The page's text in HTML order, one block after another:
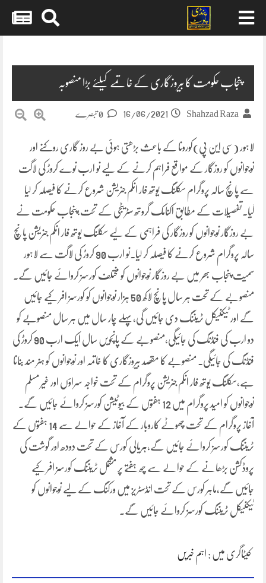
پنجاب حکومت کا بیروزگاری کے خاتمے کیلئے بڑا منصوبہ
Shahzad Raza
16/06/2021
لاہور (سی این پی)کورونا کے باعث بڑھتی ہوئی بے روز گاری روکنے اور
نوجوانوں کو روزگار کے مواقع فراہم کرنے کے لیے نو ارب نوے کروڑ کی لاگت
سے پانچ سالہ پروگرام سکلنگ یوتھ فار انکم جنریشن شروع کرنے کا فیصلہ کر لیا
گیا۔تفصیلات کے مطابق اکنامک گروتھ سٹریٹجی کے تحت،پنجاب حکومت نے
بے روزگار نوجوانوں کو روزگار کی فراہمی کے لیے سکلنگ یوتھ فار انکم جنریشن پانچ
سالہ پروگرام شروع کرنے کا فیصلہ کر لیا۔نو ارب 90 کروڑ کی لاگت سے لاہور
سمیت پنجاب بھر میں بے روزگار نوجوانوں کو مختلف کورسز کروائے جائیں گے۔
منصوبے کے تحت ہر سال پانچ لاکھ 50 ہزار نوجوانوں کو کورسز افر کیے جائیں
گے اور ٹیکنیکل ٹریننگ دی جائیں گی،پہلے چار سال میں ہر سال منصوبے کو
دو ارب کی فنڈنگ کی جائیگی،منصوبے کے پانچویں سال ایک ارب 90 کروڑ کی
فنڈنگ کی جائیگی۔ منصوبے کا مقصد بیروزگاری کا خاتمہ اور نوجوانوں کو ہنر مند بنانا
ہے،سکلنگ یوتھ فار انکم جنریشن پروگرام کے تحت خواجہ سراؤں اور غیر مسلم
نوجوانوں کو امید پروگرام میں 12 ہفتوں کے بیوٹیشن کورسز کروائے جائیں گے۔
آغاز پروگرام کے تحت چھوٹے کاروبار کے آغاز کے حوالے سے 14 ہفتوں کے
ٹریننگ کورسز کروائے جائیں گے،ہریالی کورس کے تحت دودھ اور گوشت کی
پروڈکشن بڑھانے کے حوالے سے چھ ہفتے پر مشتمل ٹریننگ کورسز افر کیے
جائیں گے،ماہر کورس کے تحت انڈسٹریز میں ورکنگ کے لیے نوجوانوں کو
ٹیکنیکل ٹریننگ کورسز کروائے جائیں گے۔
کیٹاگری میں : اہم خبریں